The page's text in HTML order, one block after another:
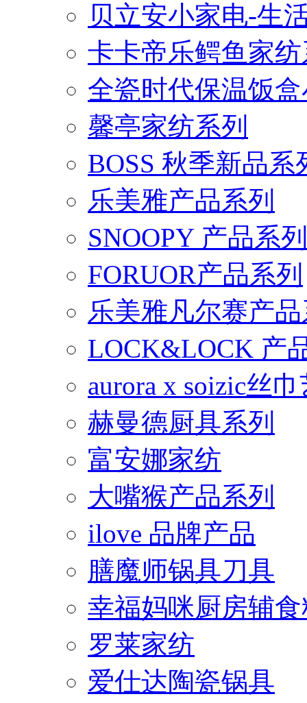
贝立安小家电-生
卡卡帝乐鳄鱼家
全瓷时代保温饭
馨亭家纺系列
BOSS 秋季新品系
乐美雅产品系列
SNOOPY 产品系列
FORUOR产品系列
乐美雅凡尔赛产
LOCK&LOCK 产
aurora x soizic丝
赫曼德厨具系列
富安娜家纺
大嘴猴产品系列
ilove 品牌产品
膳魔师锅具刀具
幸福妈咪厨房辅
罗莱家纺
爱仕达陶瓷锅具